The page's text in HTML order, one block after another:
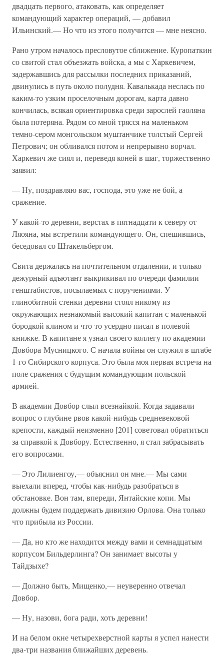
двадцать первого, атаковать, как определяет
командующий характер операций, — добавил
Ильинский.— Но что из этого получится — мне неясно.
Рано утром началось пресловутое сближение. Куропаткин
со свитой стал объезжать войска, а мы с Харкевичем,
задержавшись для рассылки последних приказаний,
двинулись в путь около полудня. Кавалькада неслась по
каким-то узким проселочным дорогам, карта давно
кончилась, всякая ориентировка среди зарослей гаоляна
была потеряна. Рядом со мной трясся на маленьком
темно-сером монгольском муштанчике толстый Сергей
Петрович; он обливался потом и непрерывно ворчал.
Харкевич же сиял и, переведя коней в шаг, торжественно
заявил:
— Ну, поздравляю вас, господа, это уже не бой, а
сражение.
У какой-то деревни, верстах в пятнадцати к северу от
Ляояна, мы встретили командующего. Он, спешившись,
беседовал со Штакельбергом.
Свита держалась на почтительном отдалении, и только
дежурный адъютант выкрикивал по очереди фамилии
генштабистов, посылаемых с поручениями. У
глинобитной стенки деревни стоял никому из
окружающих незнакомый высокий капитан с маленькой
бородкой клином и что-то усердно писал в полевой
книжке. В капитане я узнал своего коллегу по академии
Довбора-Мусницкого. С начала войны он служил в штабе
1-го Сибирского корпуса. Это была моя первая встреча на
поле сражения с будущим командующим польской
армией.
В академии Довбор слыл всезнайкой. Когда задавали
вопрос о глубине рвов какой-нибудь средневековой
крепости, каждый неизменно [201] советовал обратиться
за справкой к Довбору. Естественно, я стал забрасывать
его вопросами.
— Это Лилиенгоу,— объяснил он мне.— Мы сами
выехали вперед, чтобы как-нибудь разобраться в
обстановке. Вон там, впереди, Янтайские копи. Мы
должны будем поддержать дивизию Орлова. Она только
что прибыла из России.
— Да, но кто же находится между вами и семнадцатым
корпусом Бильдерлинга? Он занимает высоты у
Тайдзыхе?
— Должно быть, Мищенко,— неуверенно отвечал
Довбор.
— Ну, назови, бога ради, хоть деревни!
И на белом окне четырехверстной карты я успел нанести
два-три названия ближайших деревень.